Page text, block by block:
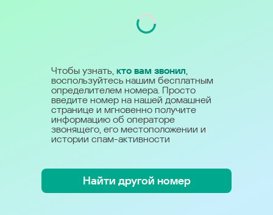
Чтобы узнать, кто вам звонил,
воспользуйтесь нашим бесплатным
определителем номера. Просто
введите номер на нашей домашней
странице и мгновенно получите
информацию об операторе
звонящего, его местоположении и
истории спам-активности
Найти другой номер